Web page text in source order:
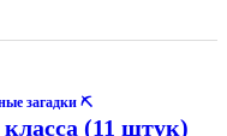
загадки ⛏
(11 штук)